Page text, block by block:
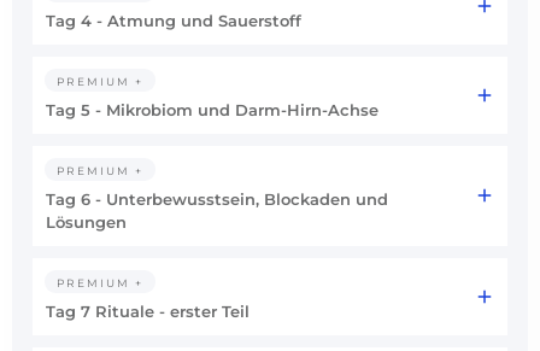
Tag 4 - Atmung und Sauerstoff
PREMIUM +
Tag 5 - Mikrobiom und Darm-Hirn-Achse
PREMIUM +
Tag 6 - Unterbewusstsein, Blockaden und
Lösungen
PREMIUM +
Tag 7 Rituale - erster Teil